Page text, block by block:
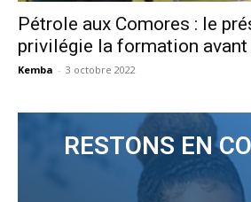
Pétrole aux Comores : le
privilégie la formation avant
Kemba - 3 octobre 2022
RESTONS EN